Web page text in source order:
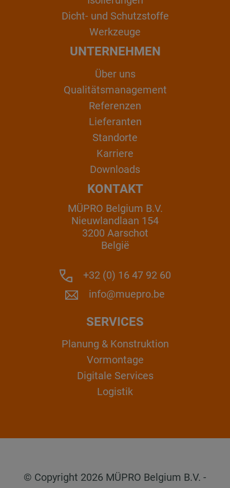
Dicht- und Schutzstoffe
Werkzeuge
UNTERNEHMEN
Über uns
Qualitätsmanagement
Referenzen
Lieferanten
Standorte
Karriere
Downloads
KONTAKT
MÜPRO Belgium B.V.
Nieuwlandlaan 154
3200 Aarschot
België
+32 (0) 16 47 92 60
info@muepro.be
SERVICES
Planung & Konstruktion
Vormontage
Digitale Services
Logistik
© Copyright 2026 MÜPRO Belgium B.V. -